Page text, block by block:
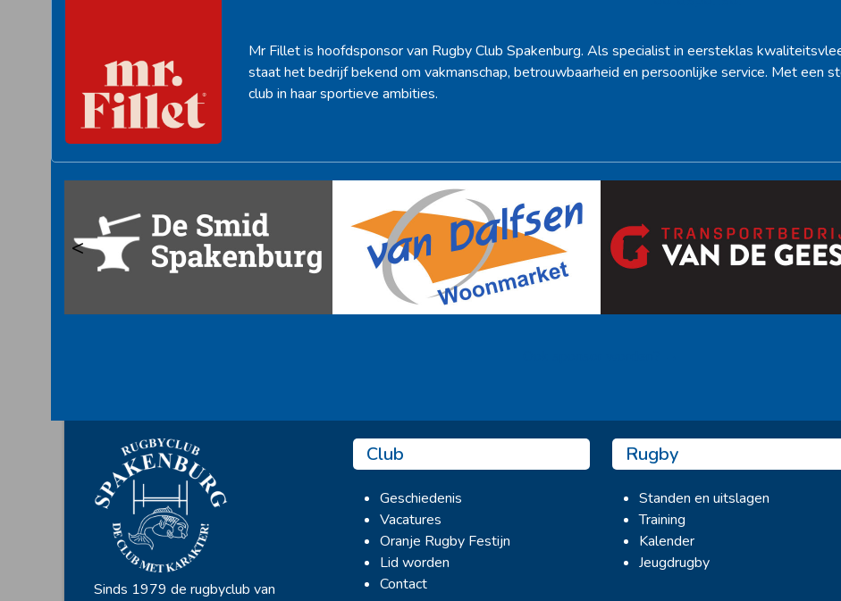
Mr Fillet is hoofdsponsor van Rugby Club Spakenburg. Als specialist in eersteklas
staat het bedrijf bekend om vakmanschap, betrouwbaarheid en persoonlijke service. Met een
club in haar sportieve ambities.
<
Sinds 1979 de rugbyclub van
Club
Geschiedenis
Vacatures
Oranje Rugby Festijn
Lid worden
Contact
Rugby
Standen en uitslagen
Training
Kalender
Jeugdrugby